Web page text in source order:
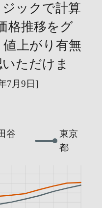
ックで計算
格推移をグ
上がり有無
ただけま
7月9日]
谷
東京
都